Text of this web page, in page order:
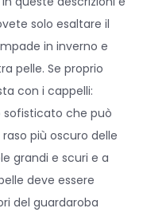
solo esaltare il
in inverno e
pelle. Se proprio
con i cappelli:
che può
più oscuro delle
grandi e scuri e a
deve essere
del guardaroba